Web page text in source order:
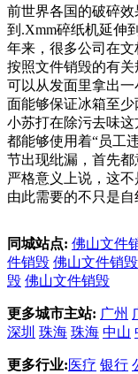
前世界各国的破碎
到.Xmm碎纸机延伸
年来，很多公司在
按照文件销毁的有
可以从发面里拿出
面能够保证冰箱至少
小苏打在除污去味
都能够使用着“员工
节出现纰漏，首先
严格意义上说，这不
由此需要的不只是
同城站点: 佛山文件
件销毁 佛山文件销毁
毁 佛山文件销毁
更多城市主站: 广州
深圳 珠海 珠海 中山
更多行业: 医疗 银行